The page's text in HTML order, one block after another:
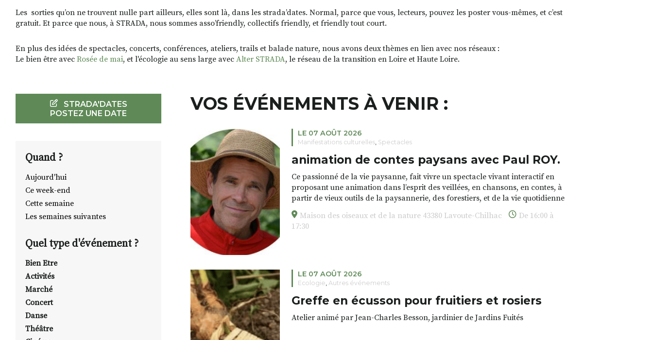
Les sorties qu’on ne trouvent nulle part ailleurs, elles sont là, dans les strada’dates. Normal, parce que vous, lecteurs, pouvez les poster vous-mêmes, et c’est
gratuit. Et parce que nous, à STRADA, nous sommes asso’friendly, collectifs friendly, et friendly tout court.
En plus des idées de spectacles, concerts, conférences, ateliers, trails et balade nature, nous avons deux thèmes en lien avec nos réseaux :
Le bien être avec Rosée de mai, et l'écologie au sens large avec Alter STRADA, le réseau de la transition en Loire et Haute Loire.
STRADA'DATES
POSTEZ UNE DATE
Quand ?
Aujourd'hui
Ce week-end
Cette semaine
Les semaines suivantes
Quel type d'événement ?
Bien Etre
Activités
Marché
Concert
Danse
Théâtre
VOS ÉVÉNEMENTS À VENIR :
LE 07 AOÛT 2026
Manifestations culturelles Spectacles
animation de contes paysans avec Paul ROY.
Ce passionné de la vie paysanne, fait vivre un spectacle vivant interactif en
proposant une animation dans l’esprit des veillées, en chansons, en contes, à
partir de vieux outils de la paysannerie, des forestiers, et de la vie quotidienne
d’autrefois. Ces moments de rencontre, nourries autour de la forêt et des
traditions orales permettent de refaire vivre les savoir-faire des paysans
d’autrefois.
Maison des oiseaux et de la nature 43380 Lavoute-Chilhac
De 16:00 à
17:30
LE 07 AOÛT 2026
Ecologie, Autres événements
Greffe en écusson pour fruitiers et rosiers
Atelier animé par Jean-Charles Besson, jardinier de Jardins Fuités